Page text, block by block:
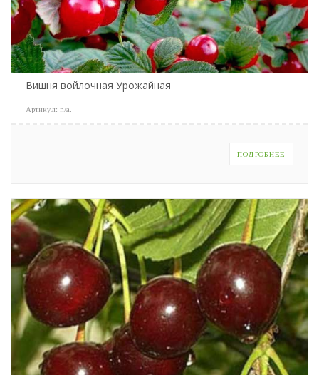
Вишня войлочная Урожайная
Артикул: n/a
ПОДРОБНЕЕ